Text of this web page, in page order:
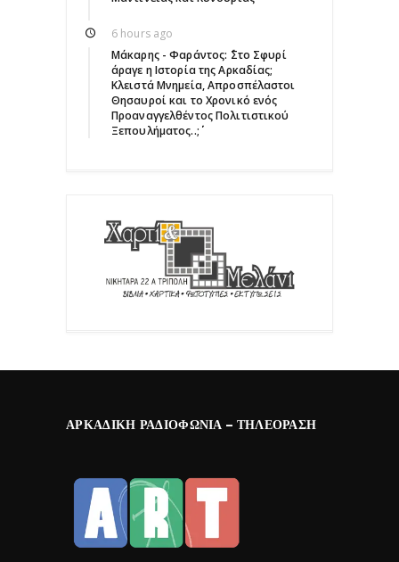
6 hours ago
Μάκαρης - Φαράντος: ΄΄Στο Σφυρί
άραγε η Ιστορία της Αρκαδίας;
Κλειστά Μνημεία, Απροσπέλαστοι
Θησαυροί και το Χρονικό ενός
Προαναγγελθέντος Πολιτιστικού
Ξεπουλήματος..;΄΄
ΑΡΚΑΔΙΚΉ ΡΑΔΙΟΦΩΝΊΑ – ΤΗΛΕΌΡΑΣΗ